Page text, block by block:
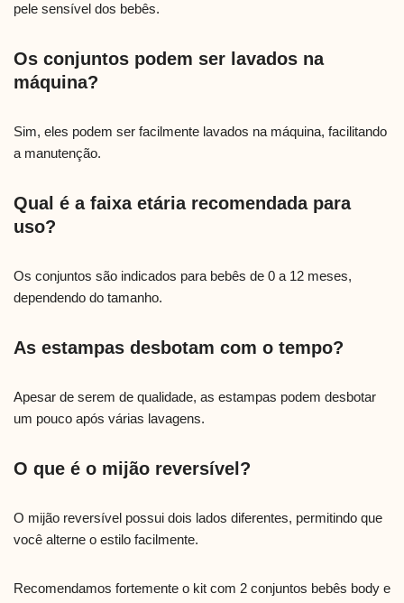
pele sensível dos bebês.
Os conjuntos podem ser lavados na
máquina?
Sim, eles podem ser facilmente lavados na máquina, facilitando
a manutenção.
Qual é a faixa etária recomendada para
uso?
Os conjuntos são indicados para bebês de 0 a 12 meses,
dependendo do tamanho.
As estampas desbotam com o tempo?
Apesar de serem de qualidade, as estampas podem desbotar
um pouco após várias lavagens.
O que é o mijão reversível?
O mijão reversível possui dois lados diferentes, permitindo que
você alterne o estilo facilmente.
Recomendamos fortemente o kit com 2 conjuntos bebês body e